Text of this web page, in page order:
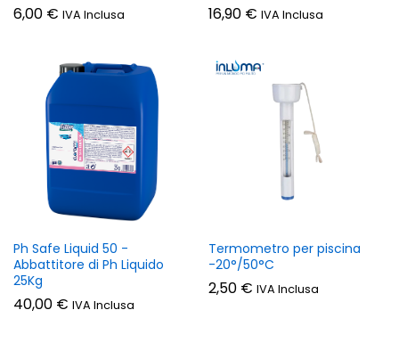
6,00 € IVA Inclusa 16,90 € IVA Inclusa
Ph Safe Liquid 50 -
Abbattitore di Ph Liquido
25Kg
40,00 € IVA Inclusa
Termometro per piscina
-20°/50°C
2,50 € IVA Inclusa